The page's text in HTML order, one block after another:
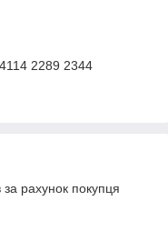
2289 2344
рахунок покупця